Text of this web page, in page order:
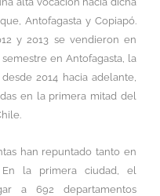
Antofagasta y Copiapó.
y 2013 se vendieron en
en Antofagasta, la
2014 hacia adelante,
en la primera mitad del
han repuntado tanto en
En la primera ciudad, el
a 692 departamentos